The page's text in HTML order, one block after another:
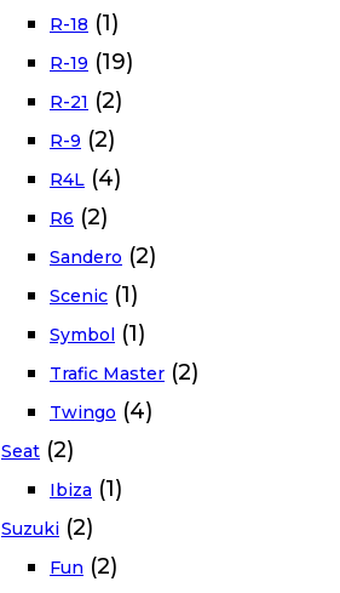
R-18 (1)
R-19 (19)
R-21 (2)
R-9 (2)
R4L (4)
R6 (2)
Sandero (2)
Scenic (1)
Symbol (1)
Trafic Master (2)
Twingo (4)
Seat (2)
Ibiza (1)
Suzuki (2)
Fun (2)